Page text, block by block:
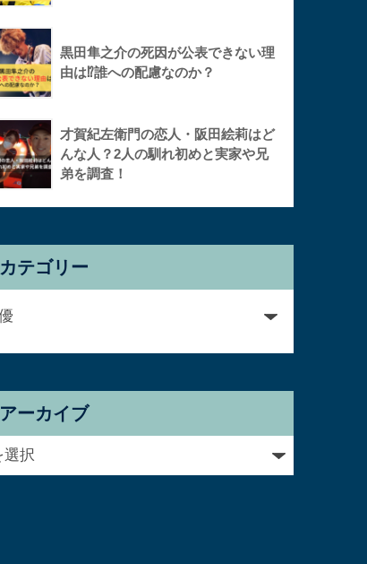
黒田隼之介の死因が公表できない理
由は⁉︎誰への配慮なのか？
才賀紀左衛門の恋人・阪田絵莉はど
んな人？2人の馴れ初めと実家や兄
弟を調査！
カテゴリー
アーカイブ